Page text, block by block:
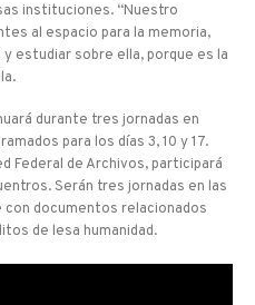
instituciones. “Nuestro
al espacio para la memoria,
estudiar sobre ella, porque es la
durante tres jornadas en
para los días 3, 10 y 17.
Federal de Archivos, participará
Serán tres jornadas en las
documentos relacionados
de lesa humanidad.